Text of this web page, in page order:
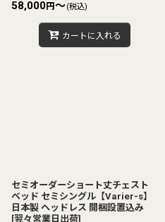
58,000円～(税込)
カートに入れる
セミオーダーショート丈チェスト
ベッド セミシングル【Varier-s】
日本製 ヘッドレス 開梱設置込み
[翌々営業日出荷]